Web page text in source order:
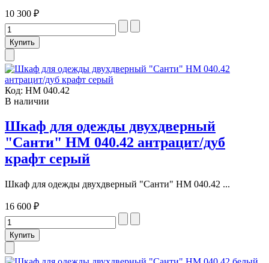
10 300 ₽
Код: НМ 040.42
В наличии
Шкаф для одежды двухдверный
"Санти" НМ 040.42 антрацит/дуб
крафт серый
Шкаф для одежды двухдверный "Санти" НМ 040.42 ...
16 600 ₽